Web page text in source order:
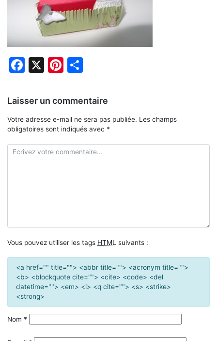
Facebook
X Pinterest
Laisser un commentaire
Votre adresse e-mail ne sera pas publiée. Les champs
obligatoires sont indiqués avec *
Vous pouvez utiliser les tags HTML suivants :
<a href="" title=""> <abbr title=""> <acronym title="">
<b> <blockquote cite=""> <cite> <code> <del
datetime=""> <em> <i> <q cite=""> <s> <strike>
<strong>
Nom *